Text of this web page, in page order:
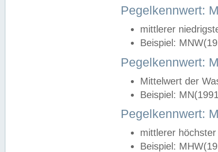
Pegelkennwert:
mittlerer
Beispiel:
Pegelkennwert:
Mittelwert der
Beispiel:
Pegelkennwert:
mittlerer
Beispiel: